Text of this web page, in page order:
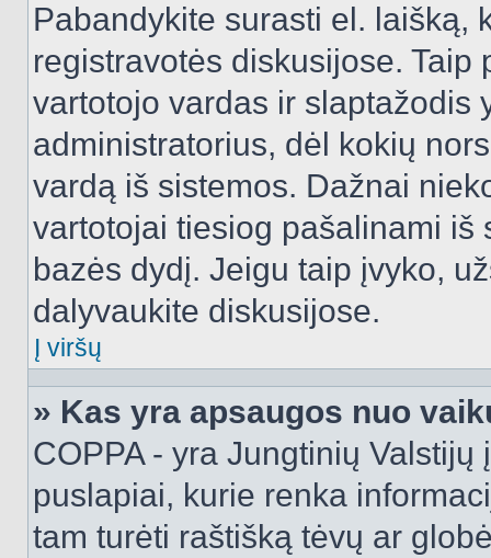
Pabandykite surasti el. laišką,
registravotės diskusijose.
vartotojo vardas ir slaptažodis
administratorius, dėl kokių
vardą iš sistemos. Dažnai
vartotojai tiesiog pašalinami iš
bazės dydį. Jeigu taip įvyko,
dalyvaukite diskusijose.
Į viršų
» Kas yra apsaugos nuo
COPPA - yra Jungtinių
puslapiai, kurie renka
tam turėti raštišką tėvų ar